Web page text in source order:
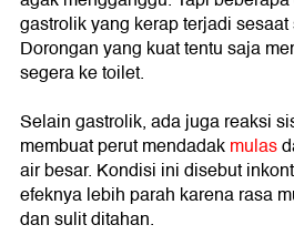
gastrolik yang kerap terjadi
Dorongan yang kuat tentu saja
segera ke toilet.
Selain gastrolik, ada juga reaksi
membuat perut mendadakmulas
air besar. Kondisi ini disebut
efeknya lebih parah karena rasa
dan sulit ditahan.